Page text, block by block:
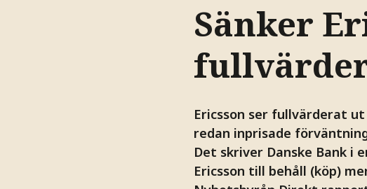
Sänker
Ericsson ser fullvärderat
redan inprisade
Det skriver Danske Bank i
Ericsson till behåll (köp)